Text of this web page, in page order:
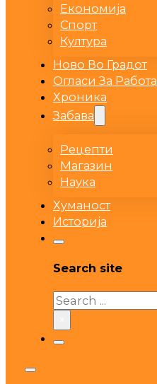
Економија
Спорт
Култура
Ново Во Градот
Огласи За Работа
Хроника
Забава
Рецепти
Магазин
Наука
Хуманост
Историја
Search site
Search